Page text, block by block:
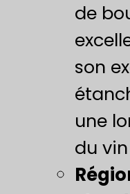
de
son
une
du